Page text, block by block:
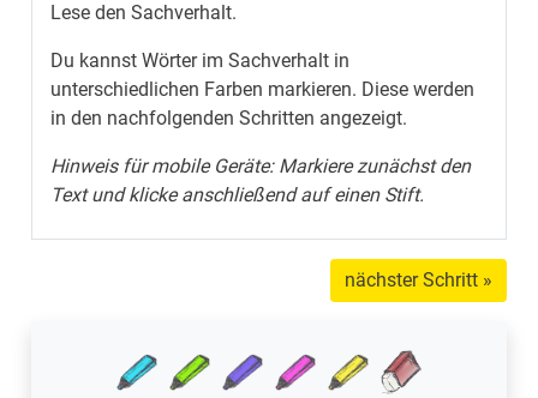
Lese den Sachverhalt.
Du kannst Wörter im Sachverhalt in
unterschiedlichen Farben markieren. Diese werden
in den nachfolgenden Schritten angezeigt.
Hinweis für mobile Geräte: Markiere zunächst den
Text und klicke anschließend auf einen Stift.
nächster Schritt »